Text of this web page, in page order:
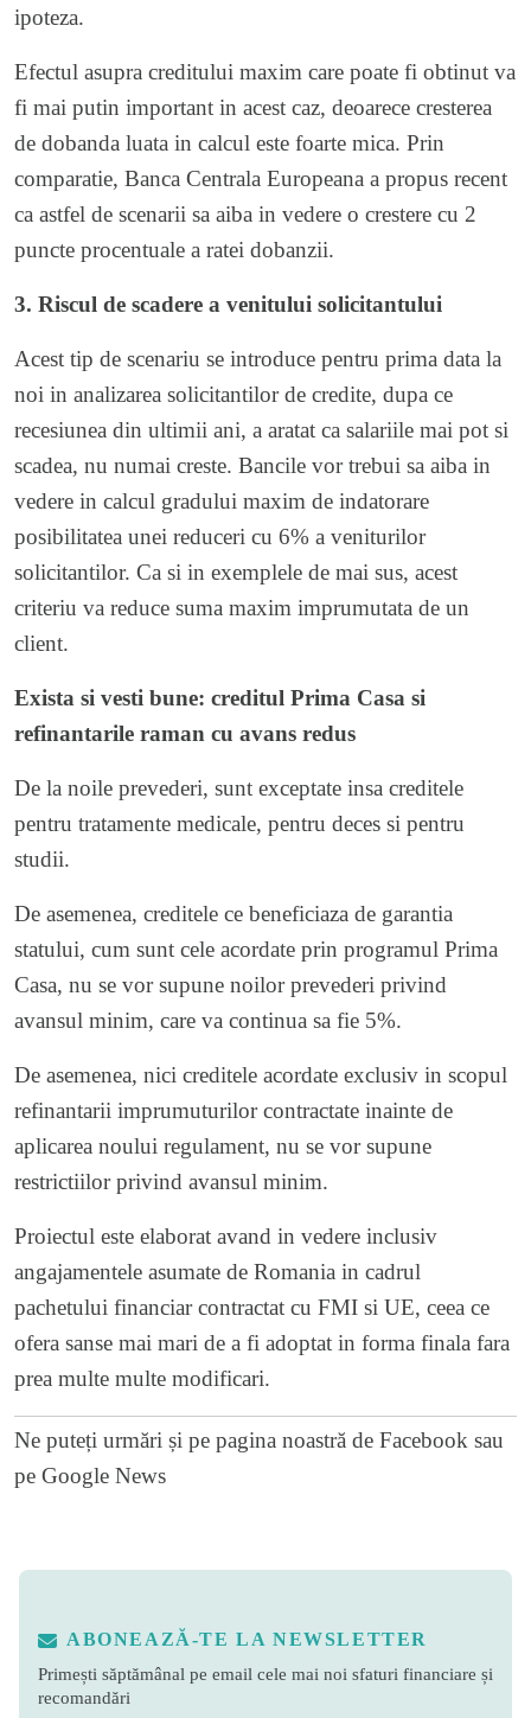
ipoteza.
Efectul asupra creditului maxim care poate fi obtinut va
fi mai putin important in acest caz, deoarece cresterea
de dobanda luata in calcul este foarte mica. Prin
comparatie, Banca Centrala Europeana a propus recent
ca astfel de scenarii sa aiba in vedere o crestere cu 2
puncte procentuale a ratei dobanzii.
3. Riscul de scadere a venitului solicitantului
Acest tip de scenariu se introduce pentru prima data la
noi in analizarea solicitantilor de credite, dupa ce
recesiunea din ultimii ani, a aratat ca salariile mai pot si
scadea, nu numai creste. Bancile vor trebui sa aiba in
vedere in calcul gradului maxim de indatorare
posibilitatea unei reduceri cu 6% a veniturilor
solicitantilor. Ca si in exemplele de mai sus, acest
criteriu va reduce suma maxim imprumutata de un
client.
Exista si vesti bune: creditul Prima Casa si
refinantarile raman cu avans redus
De la noile prevederi, sunt exceptate insa creditele
pentru tratamente medicale, pentru deces si pentru
studii.
De asemenea, creditele ce beneficiaza de garantia
statului, cum sunt cele acordate prin programul Prima
Casa, nu se vor supune noilor prevederi privind
avansul minim, care va continua sa fie 5%.
De asemenea, nici creditele acordate exclusiv in scopul
refinantarii imprumuturilor contractate inainte de
aplicarea noului regulament, nu se vor supune
restrictiilor privind avansul minim.
Proiectul este elaborat avand in vedere inclusiv
angajamentele asumate de Romania in cadrul
pachetului financiar contractat cu FMI si UE, ceea ce
ofera sanse mai mari de a fi adoptat in forma finala fara
prea multe multe modificari.
Ne puteți urmări și pe pagina noastră de Facebook sau
pe Google News
ABONEAZĂ-TE LA NEWSLETTER
Primești săptămânal pe email cele mai noi sfaturi financiare și
recomandări